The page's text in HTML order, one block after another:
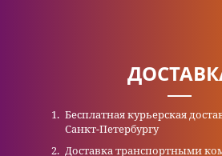
Бесплатная курьерская
Санкт-Петербургу
Доставка транспортными